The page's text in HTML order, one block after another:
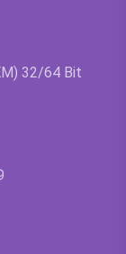
32/64 Bit